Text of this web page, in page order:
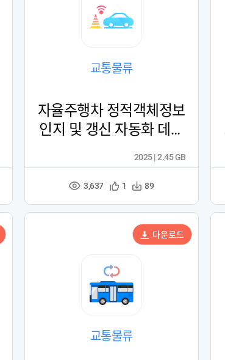
교통물류
자율주행차 정적객체정보
인지 및 갱신 자동화 데이
조
수
3,637
관
등
록
1
다
수
89
2025 | 2.45 GB
교통물류
다운로드